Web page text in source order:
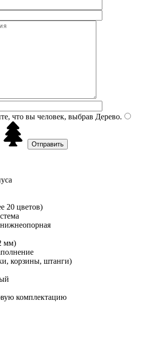
что вы человек, выбрав Дерево.
20 цветов)
мм)
корзины, штанги)
комплектацию